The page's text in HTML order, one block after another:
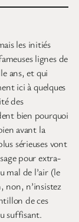
les initiés
lignes de
ans, et qui
ici à quelques
des
bien pourquoi
avant la
sérieuses vont
pour extra-
mal de l’air (le
non, n’insistez
de ces
suffisant.